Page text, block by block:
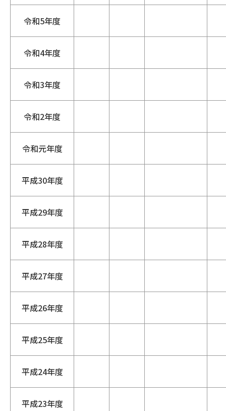
令和5年度
令和4年度
令和3年度
令和2年度
令和元年度
平成30年度
平成29年度
平成28年度
平成27年度
平成26年度
平成25年度
平成24年度
平成23年度